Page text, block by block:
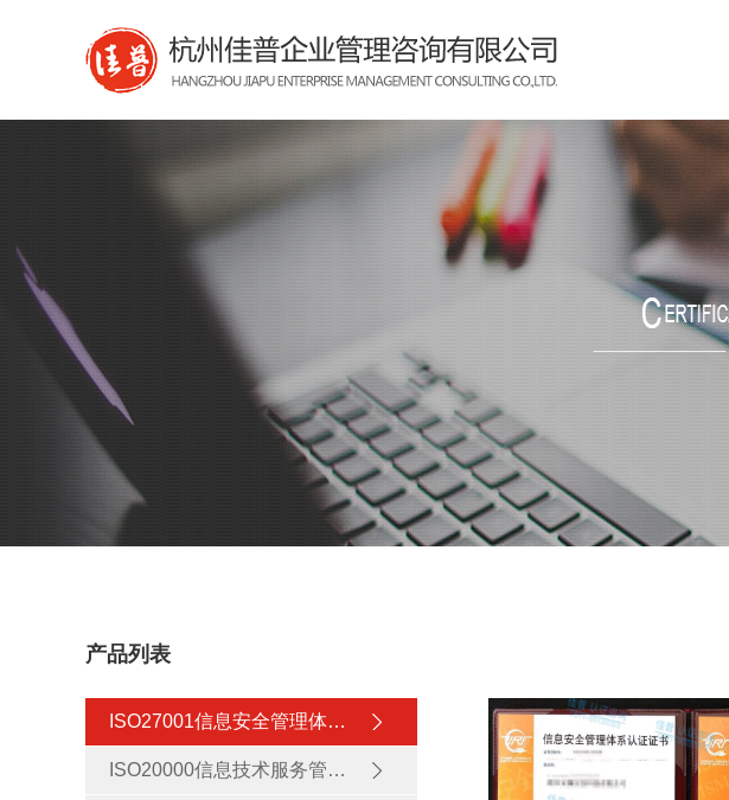
产品列表
ISO27001信息安全管理体系认证
ISO20000信息技术服务管理体系认证